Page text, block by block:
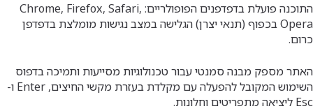
התוכנה פועלת בדפדפנים הפופולריים: Chrome, Firefox, Safari,
Opera בכפוף (תנאי יצרן) הגלישה במצב נגישות מומלצת בדפדפן
כרום.
האתר מספק מבנה סמנטי עבור טכנולוגיות מסייעות ותמיכה בדפוס
השימוש המקובל להפעלה עם מקלדת בעזרת מקשי החיצים, Enter ו-
Esc ליציאה מתפריטים וחלונות.